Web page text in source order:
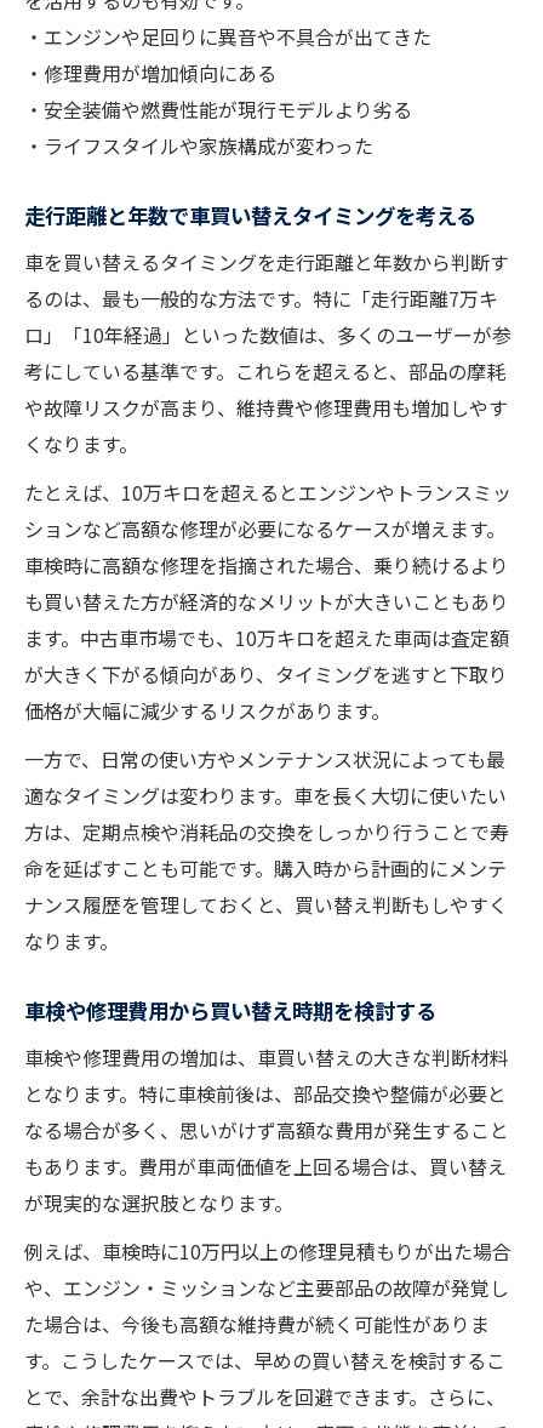
車買い替え時の市場価値を簡単チェック
車買い替えもったいないと思う前に価値判
断
売却価格が下がる前に車買い替えを検討す
車買い替え悩む時の査定ポイントを知る
買取相場を参考にした車買い替え判断方法
手続きスムーズな車買い替え準備の流れ
車買い替えやることを時系列で整理する
必要書類を揃えて車買い替え手続きを効率
化
下取りや売却時の車手続きの流れを解説
車買い替え今の車どうするか決断する手順
維持費を抑えるための車買い替え戦略
維持費節約を叶える車買い替えの考え方
車買い替え時にかかる税金・諸費用を理解
する
燃費や保険料から見る車買い替え戦略
車検費用上昇に備えた買い替えタイミング
ライフスタイル変化に合わせた車買い替え
術
・エンジンや足回りに異音や不具合が出てきた
・修理費用が増加傾向にある
・安全装備や燃費性能が現行モデルより劣る
・ライフスタイルや家族構成が変わった
走行距離と年数で車買い替えタイミングを考える
車を買い替えるタイミングを走行距離と年数から判断す
るのは、最も一般的な方法です。特に「走行距離7万キ
ロ」「10年経過」といった数値は、多くのユーザーが参
考にしている基準です。これらを超えると、部品の摩耗
や故障リスクが高まり、維持費や修理費用も増加しやす
くなります。
たとえば、10万キロを超えるとエンジンやトランスミッ
ションなど高額な修理が必要になるケースが増えます。
車検時に高額な修理を指摘された場合、乗り続けるより
も買い替えた方が経済的なメリットが大きいこともあり
ます。中古車市場でも、10万キロを超えた車両は査定額
が大きく下がる傾向があり、タイミングを逃すと下取り
価格が大幅に減少するリスクがあります。
一方で、日常の使い方やメンテナンス状況によっても最
適なタイミングは変わります。車を長く大切に使いたい
方は、定期点検や消耗品の交換をしっかり行うことで寿
命を延ばすことも可能です。購入時から計画的にメンテ
ナンス履歴を管理しておくと、買い替え判断もしやすく
なります。
車検や修理費用から買い替え時期を検討する
車検や修理費用の増加は、車買い替えの大きな判断材料
となります。特に車検前後は、部品交換や整備が必要と
なる場合が多く、思いがけず高額な費用が発生すること
もあります。費用が車両価値を上回る場合は、買い替え
が現実的な選択肢となります。
例えば、車検時に10万円以上の修理見積もりが出た場合
や、エンジン・ミッションなど主要部品の故障が発覚し
た場合は、今後も高額な維持費が続く可能性がありま
す。こうしたケースでは、早めの買い替えを検討するこ
とで、余計な出費やトラブルを回避できます。さらに、